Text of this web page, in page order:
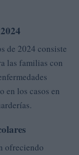
de 2024 consiste
las familias con
en los casos en
ofreciendo